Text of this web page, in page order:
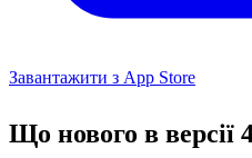
Завантажити з App Store
Що нового в версії